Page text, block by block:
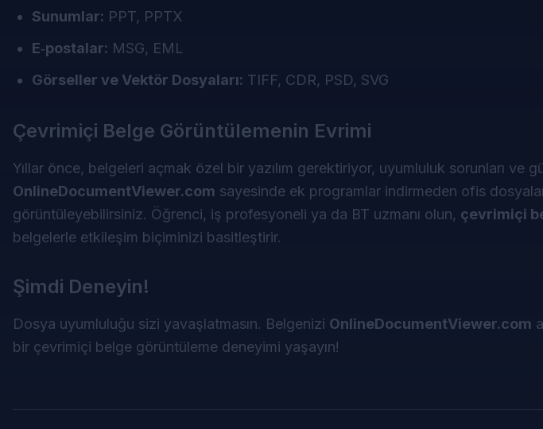
Sunumlar: PPT, PPTX
E‑postalar: MSG, EML
Görseller ve Vektör Dosyaları: TIFF, CDR, PSD, SVG
Çevrimiçi Belge Görüntülemenin Evrimi
Yıllar önce, belgeleri açmak özel bir yazılım gerektiriyor, uyumluluk sorunları ve
OnlineDocumentViewer.com sayesinde ek programlar indirmeden ofis
görüntüleyebilirsiniz. Öğrenci, iş profesyoneli ya da BT uzmanı olun, çevrimiçi
belgelerle etkileşim biçiminizi basitleştirir.
Şimdi Deneyin!
Dosya uyumluluğu sizi yavaşlatmasın. Belgenizi OnlineDocumentViewer.com
bir çevrimiçi belge görüntüleme deneyimi yaşayın!